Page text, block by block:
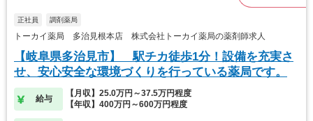
正社員 調剤薬局
トーカイ薬局 多治見根本店 株式会社トーカイ薬局の薬剤師求人
【岐阜県多治見市】 駅チカ徒歩1分！設備を充実さ
せ、安心安全な環境づくりを行っている薬局です。
給与
【月収】25.0万円～37.5万円程度
【年収】400万円～600万円程度